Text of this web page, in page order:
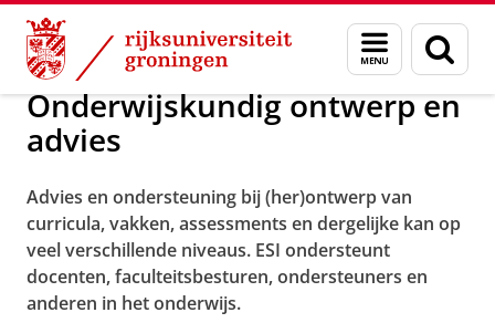
Skip
Content
Skip
Navigation
Menu
en
zoeken
Educational Support and Innovation
Onderwijskundig ontwerp en
advies
Advies en ondersteuning bij (her)ontwerp van
curricula, vakken, assessments en dergelijke kan op
veel verschillende niveaus. ESI ondersteunt
docenten, faculteitsbesturen, ondersteuners en
anderen in het onderwijs.